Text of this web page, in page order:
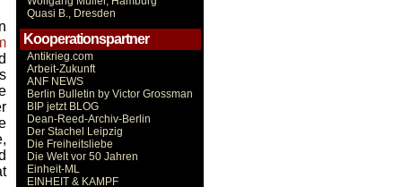
Quasi B., Dresden
Kooperationspartner
Antikrieg.com
Arbeit-Zukunft
ANF NEWS
Berlin Bulletin by Victor Grossman
BIP jetzt BLOG
Dean-Reed-Archiv-Berlin
Der Stachel Leipzig
Die Freiheitsliebe
Die Welt vor 50 Jahren
Einheit-ML
EINHEIT & KAMPF